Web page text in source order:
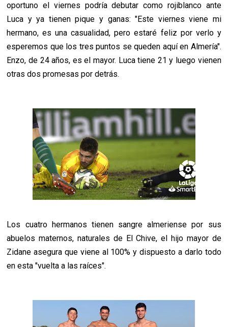
oportuno el viernes podría debutar como rojiblanco ante
Luca y ya tienen pique y ganas: "Este viernes viene mi
hermano, es una casualidad, pero estaré feliz por verlo y
esperemos que los tres puntos se queden aquí en Almería".
Enzo, de 24 años, es el mayor. Luca tiene 21 y luego vienen
otras dos promesas por detrás.
Los cuatro hermanos tienen sangre almeriense por sus
abuelos maternos, naturales de El Chive, el hijo mayor de
Zidane asegura que viene al 100% y dispuesto a darlo todo
en esta "vuelta a las raíces".